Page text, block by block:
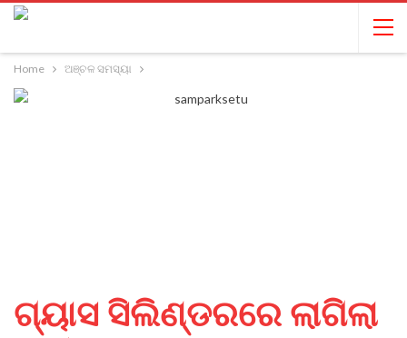
Home ଅଞ୍ଚଳ ସମସ୍ୟା
ଗ୍ୟାସ ସିଲିଣ୍ଡରରେ ଲାଗିଲା